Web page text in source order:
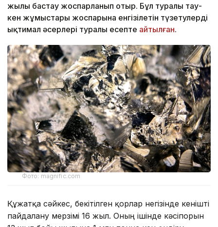
жылы бастау жоспарланып отыр. Бұл туралы тау-
кен жұмыстары жоспарына енгізілетін түзетулердің
ықтимал әсерлері туралы есепте айтылған.
Фото: magnific.com
Құжатқа сәйкес, бекітілген қорлар негізінде кенішті
пайдалану мерзімі 16 жыл. Оның ішінде кәсіпорын